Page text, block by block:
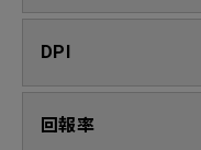
DPI
回報率